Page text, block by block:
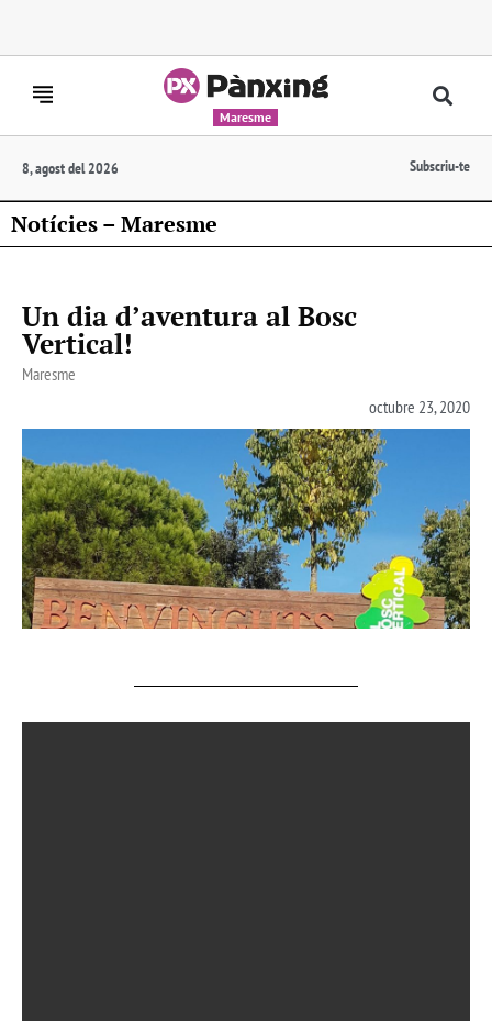
Maresme
8, agost del 2026 Subscriu-te
Notícies – Maresme
Un dia d’aventura al Bosc
Vertical!
Maresme
octubre 23, 2020